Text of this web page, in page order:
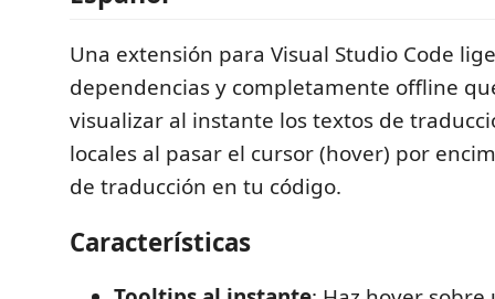
Una extensión para Visual Studio Code
dependencias y completamente offline
visualizar al instante los textos de
locales al pasar el cursor (hover) por
de traducción en tu código.
Características